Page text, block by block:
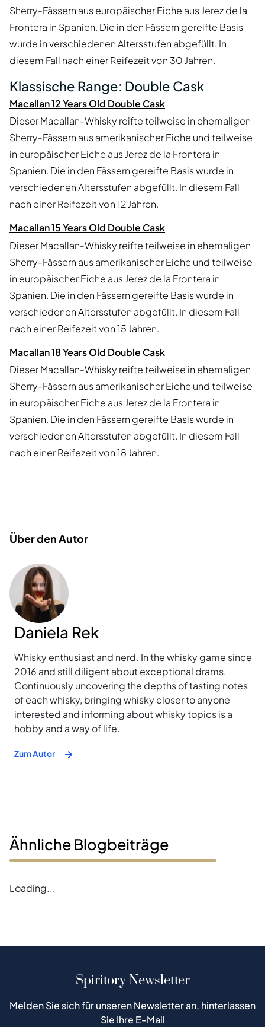
Sherry-Fässern aus europäischer Eiche aus Jerez de la
Frontera in Spanien. Die in den Fässern gereifte Basis
wurde in verschiedenen Altersstufen abgefüllt. In
diesem Fall nach einer Reifezeit von 30 Jahren.
Klassische Range: Double Cask
Macallan 12 Years Old Double Cask
Dieser Macallan-Whisky reifte teilweise in ehemaligen
Sherry-Fässern aus amerikanischer Eiche und teilweise
in europäischer Eiche aus Jerez de la Frontera in
Spanien. Die in den Fässern gereifte Basis wurde in
verschiedenen Altersstufen abgefüllt. In diesem Fall
nach einer Reifezeit von 12 Jahren.
Macallan 15 Years Old Double Cask
Dieser Macallan-Whisky reifte teilweise in ehemaligen
Sherry-Fässern aus amerikanischer Eiche und teilweise
in europäischer Eiche aus Jerez de la Frontera in
Spanien. Die in den Fässern gereifte Basis wurde in
verschiedenen Altersstufen abgefüllt. In diesem Fall
nach einer Reifezeit von 15 Jahren.
Macallan 18 Years Old Double Cask
Dieser Macallan-Whisky reifte teilweise in ehemaligen
Sherry-Fässern aus amerikanischer Eiche und teilweise
in europäischer Eiche aus Jerez de la Frontera in
Spanien. Die in den Fässern gereifte Basis wurde in
verschiedenen Altersstufen abgefüllt. In diesem Fall
nach einer Reifezeit von 18 Jahren.
Über den Autor
Daniela Rek
Whisky enthusiast and nerd. In the whisky game since
2016 and still diligent about exceptional drams.
Continuously uncovering the depths of tasting notes
of each whisky, bringing whisky closer to anyone
interested and informing about whisky topics is a
hobby and a way of life.
Zum Autor
Ähnliche Blogbeiträge
Loading...
Spiritory Newsletter
Melden Sie sich für unseren Newsletter an, hinterlassen
Sie Ihre E-Mail